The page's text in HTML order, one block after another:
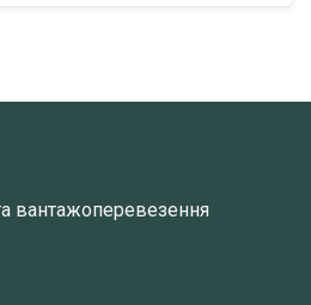
вантажоперевезення